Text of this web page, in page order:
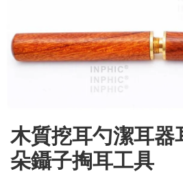
木質挖耳勺潔耳器
朵鑷子掏耳工具